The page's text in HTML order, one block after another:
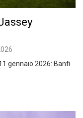
gennaio 2026: Banfi